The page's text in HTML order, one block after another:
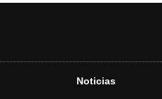
Noticias